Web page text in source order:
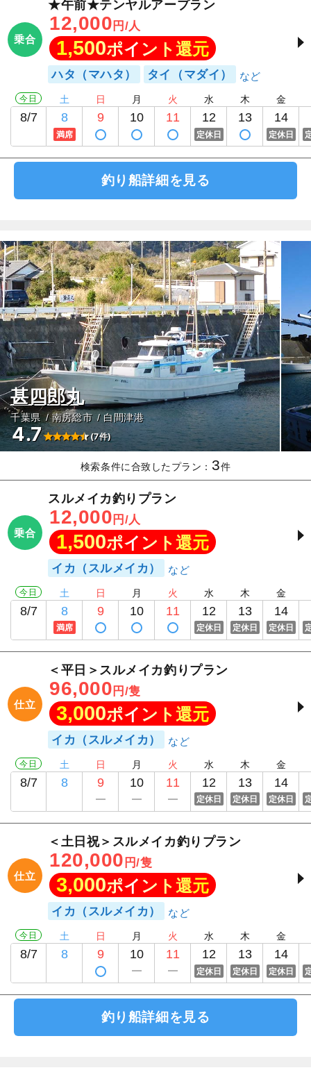
乗合
★午前★テンヤルアープラン
12,000 円/人
1,500ポイント還元
ハタ（マハタ） タイ（マダイ）
今日
8/7
土
8
満席
日
9
月
10
火
11
水
12
定休日
木
13
金
14
定休日
釣り船詳細を見る
甚四郎丸
千葉県 南房総市 白間津港
4.7 (7件)
検索条件に合致したプラン： 3件
乗合
スルメイカ釣りプラン
12,000 円/人
1,500ポイント還元
イカ（スルメイカ）
今日
8/7
土
8
満席
日
9
月
10
火
11
水
12
定休日
木
13
定休日
金
14
定休日
仕立
＜平日＞スルメイカ釣りプラン
96,000 円/隻
3,000ポイント還元
イカ（スルメイカ）
今日
8/7
土
8
日
9
月
10
火
11
水
12
定休日
木
13
定休日
金
14
定休日
仕立
＜土日祝＞スルメイカ釣りプラン
120,000 円/隻
3,000ポイント還元
イカ（スルメイカ）
今日
8/7
土
8
日
9
月
10
火
11
水
12
定休日
木
13
定休日
金
14
定休日
釣り船詳細を見る